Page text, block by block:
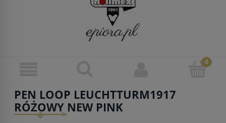
PEN LOOP LEUCHTTURM1917
RÓŻOWY NEW PINK